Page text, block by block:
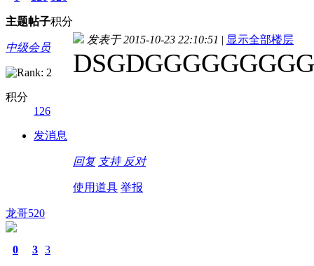
主题帖子积分
中级会员
积分
126
发消息
发表于 2015-10-23 22:10:51 | 显示全部楼层
回复 支持 反对
使用道具 举报
龙哥520
0 3 3